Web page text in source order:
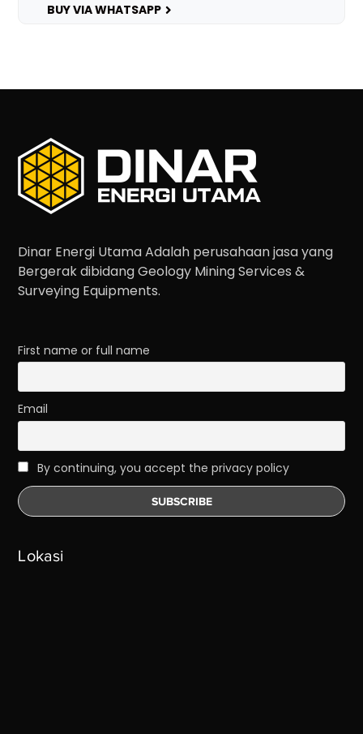
BUY VIA WHATSAPP
Dinar Energi Utama Adalah perusahaan jasa yang
Bergerak dibidang Geology Mining Services &
Surveying Equipments.
First name or full name
Email
By continuing, you accept the privacy policy
Lokasi